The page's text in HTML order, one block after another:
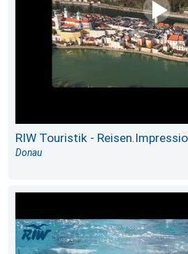
RIW Touristik -
Donau